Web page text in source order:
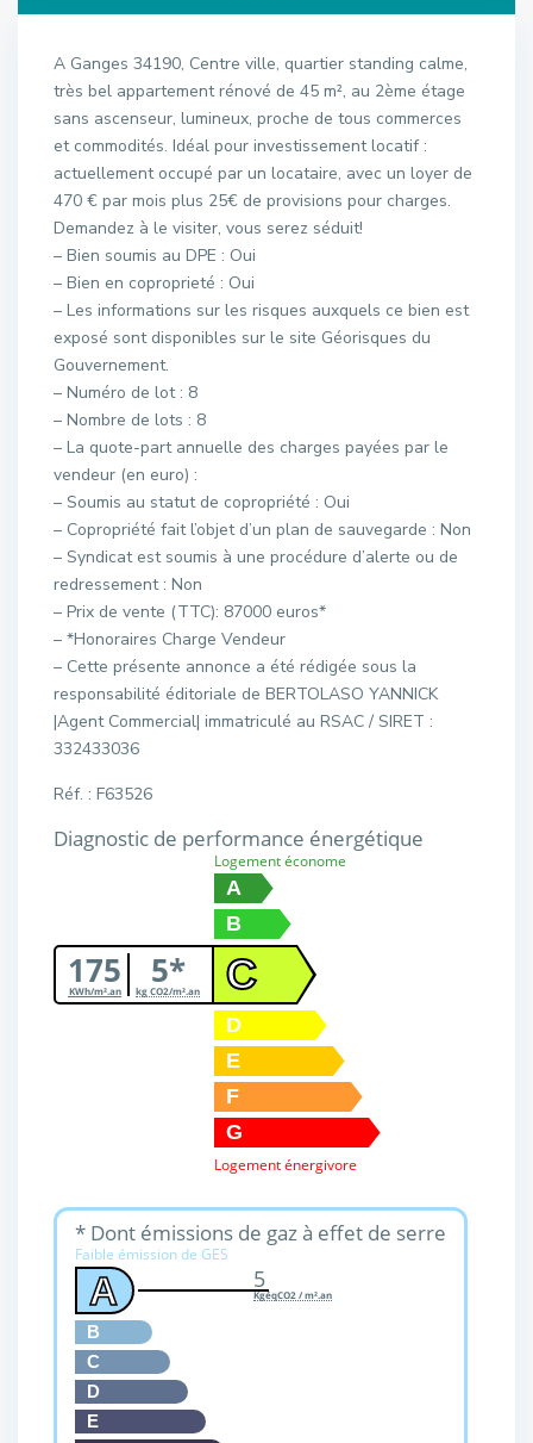
A Ganges 34190, Centre ville, quartier standing calme,
très bel appartement rénové de 45 m², au 2ème étage
sans ascenseur, lumineux, proche de tous commerces
et commodités. Idéal pour investissement locatif :
actuellement occupé par un locataire, avec un loyer de
470 € par mois plus 25€ de provisions pour charges.
Demandez à le visiter, vous serez séduit!
– Bien soumis au DPE : Oui
– Bien en coproprieté : Oui
– Les informations sur les risques auxquels ce bien est
exposé sont disponibles sur le site Géorisques du
Gouvernement.
– Numéro de lot : 8
– Nombre de lots : 8
– La quote-part annuelle des charges payées par le
vendeur (en euro) :
– Soumis au statut de copropriété : Oui
– Copropriété fait l’objet d’un plan de sauvegarde : Non
– Syndicat est soumis à une procédure d’alerte ou de
redressement : Non
– Prix de vente (TTC): 87000 euros*
– *Honoraires Charge Vendeur
– Cette présente annonce a été rédigée sous la
responsabilité éditoriale de BERTOLASO YANNICK
|Agent Commercial| immatriculé au RSAC / SIRET :
332433036
Réf. : F63526
Diagnostic de performance énergétique
175
KWh/m².an 5*
kg CO2/m².an
Logement économe
A
B
C
D
E
F
G
Logement énergivore
* Dont émissions de gaz à effet de serre
Faible émission de GES
A
B
C
D
E
5
KgéqCO2 / m².an